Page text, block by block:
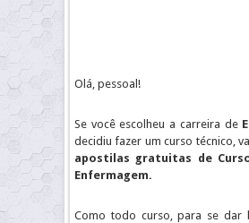
Olá, pessoal!
Se você escolheu a carreira de
decidiu fazer um curso técnico,
apostilas gratuitas de
Enfermagem.
Como todo curso, para se dar